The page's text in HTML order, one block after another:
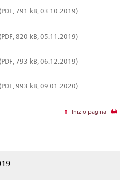
(PDF, 791 kB, 03.10.2019)
(PDF, 820 kB, 05.11.2019)
(PDF, 793 kB, 06.12.2019)
(PDF, 993 kB, 09.01.2020)
Inizio pagina